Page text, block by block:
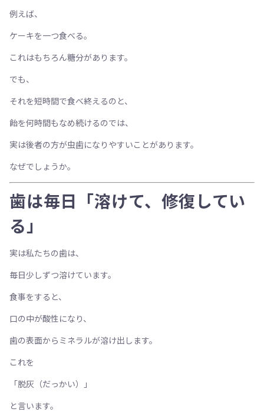
例えば、
ケーキを一つ食べる。
これはもちろん糖分があります。
でも、
それを短時間で食べ終えるのと、
飴を何時間もなめ続けるのでは、
実は後者の方が虫歯になりやすいことがあります。
なぜでしょうか。
歯は毎日「溶けて、修復してい
る」
実は私たちの歯は、
毎日少しずつ溶けています。
食事をすると、
口の中が酸性になり、
歯の表面からミネラルが溶け出します。
これを
「脱灰（だっかい）」
と言います。